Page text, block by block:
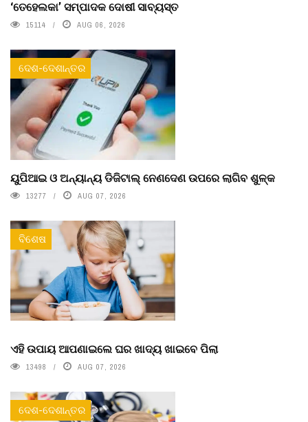
‘ତେହେଲକା’ ସମ୍ପାଦକ ଦୋଷୀ ସାବ୍ୟସ୍ତ
15114 AUG 06, 2026
ଦେଶ-ଦେଶାନ୍ତର
ୟୁପିଆଇ ଓ ଅନ୍ୟାନ୍ୟ ଡିଜିଟାଲ୍ ନେଣଦେଣ ଉପରେ ଲାଗିବ ଶୁଳ୍କ
13277 AUG 07, 2026
ବିଶେଷ
ଏହି ଉପାୟ ଆପଣାଇଲେ ଘର ଖାଦ୍ୟ ଖାଇବେ ପିଲା
13498 AUG 07, 2026
ଦେଶ-ଦେଶାନ୍ତର